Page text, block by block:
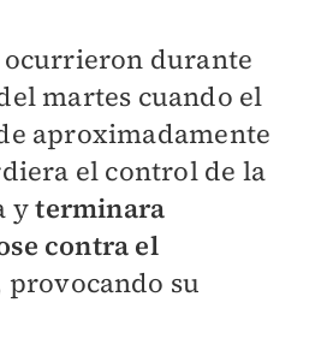
ocurrieron durante
martes cuando el
aproximadamente
el control de la
yterminara
contra el
provocando su